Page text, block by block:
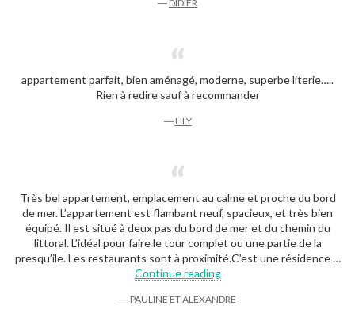
― DIDIER
appartement parfait, bien aménagé, moderne, superbe literie…..
Rien à redire sauf à recommander
― LILY
Très bel appartement, emplacement au calme et proche du bord
de mer. L’appartement est flambant neuf, spacieux, et très bien
équipé. Il est situé à deux pas du bord de mer et du chemin du
littoral. L’idéal pour faire le tour complet ou une partie de la
presqu’ile. Les restaurants sont à proximité.C’est une résidence …
Continue reading« Pauline et Alexandre »
― PAULINE ET ALEXANDRE